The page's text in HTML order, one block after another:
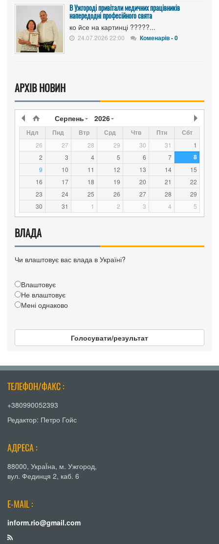
В Ужгороді привітали медичних працівників
напередодні професійного свята
ко йсе на картинці ?????...
24.07.2026 22:00 Коменарів - 0
АРХІВ НОВИН
Серпень 2026
Ндл Пнд Втр Срд Чтв Птн Сбт
26 27 28 29 30 31
1
2
3 4 5 6 7 8
9 10 11 12 13 14
15
16
17 18 19 20 21
22
23
24 25 26 27 28
29
30
31 1 2 3 4 5
ВЛАДА
Чи влаштовує вас влада в Україні?
Влаштовує
Не влаштовує
Мені однаково
Голосувати/результат
ТЕЛЕФОН/ФАКС :
+380990052393
Редактор: Петро Гойс
АДРЕСА :
88000, УкраЇна, м. Ужгород,
вул. Фединця 2, каб. 6
E-MAIL :
inform.rio@gmail.com